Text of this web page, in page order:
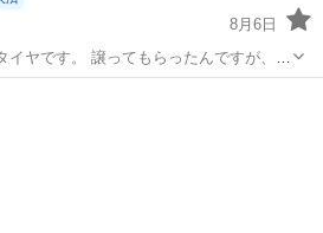
8月6日
ったんですが、サ
出品します。 2本は６部山程度、 2本は